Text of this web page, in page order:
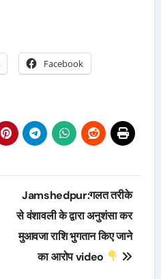
Facebook
Jamshedpur:गलत तरीके
से वंशावली के द्वारा अनुशंसा कर
मुआवजा राशि भुगतान किए जाने
का आरोप video